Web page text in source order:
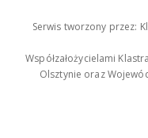
Serwis tworzony przez:
Współzałożycielami
Olsztynie oraz